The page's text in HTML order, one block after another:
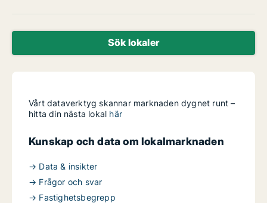
Sök lokaler
Vårt dataverktyg skannar marknaden dygnet runt –
hitta din nästa lokal här
Kunskap och data om lokalmarknaden
→ Data & insikter
→ Frågor och svar
→ Fastighetsbegrepp